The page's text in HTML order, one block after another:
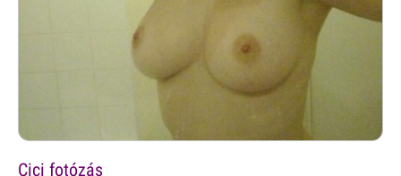
Cici fotózás